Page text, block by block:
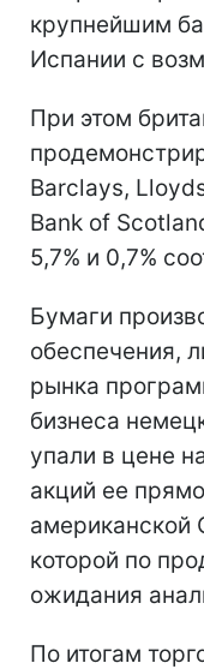
крупнейшим
Испании с
При этом
Barclays,
Bank of
5,7% и 0,7%
Бумаги
обеспечения,
рынка
бизнеса
упали в цене
акций ее
американской
которой по
ожидания
По итогам